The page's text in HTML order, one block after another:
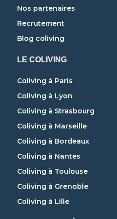
Nos partenaires
Recrutement
Blog coliving
LE COLIVING
Coliving à Paris
Coliving à Lyon
Coliving à Strasbourg
Coliving à Marseille
Coliving à Bordeaux
Coliving à Nantes
Coliving à Toulouse
Coliving à Grenoble
Coliving à Lille